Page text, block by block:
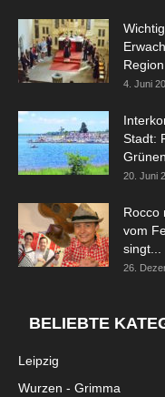
4. Juni
Stadt:
20. Juni
Rocco
vom
singt...
26.
BELIEBTE
Leipzig
Wurzen - Grimma